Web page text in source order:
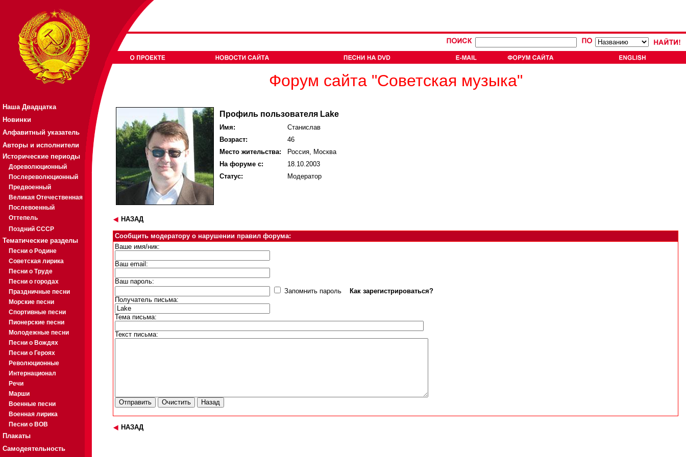
Наша Двадцатка
Новинки
Алфавитный указатель
Авторы и исполнители
Исторические периоды
Дореволюционный
Послереволюционный
Предвоенный
Великая Отечественная
Послевоенный
Оттепель
Поздний СССР
Тематические разделы
Песни о Родине
Советская лирика
Песни о Труде
Песни о городах
Праздничные песни
Морские песни
Спортивные песни
Пионерские песни
Молодежные песни
Песни о Вождях
Песни о Героях
Революционные
Интернационал
Речи
Марши
Военные песни
Военная лирика
Песни о ВОВ
Плакаты
Самодеятельность
Форум сайта "Советская музыка"
Профиль пользователя Lake
Имя:
Станислав
Возраст:
46
Место жительства:
Россия, Москва
На форуме с:
18.10.2003
Статус:
Модератор
НАЗАД
Сообщить модератору о нарушении правил форума:
Ваше имя/ник:
Ваш email:
Ваш пароль:
Запомнить пароль
Как зарегистрироваться?
Получатель письма:
Тема письма:
Текст письма:
НАЗАД